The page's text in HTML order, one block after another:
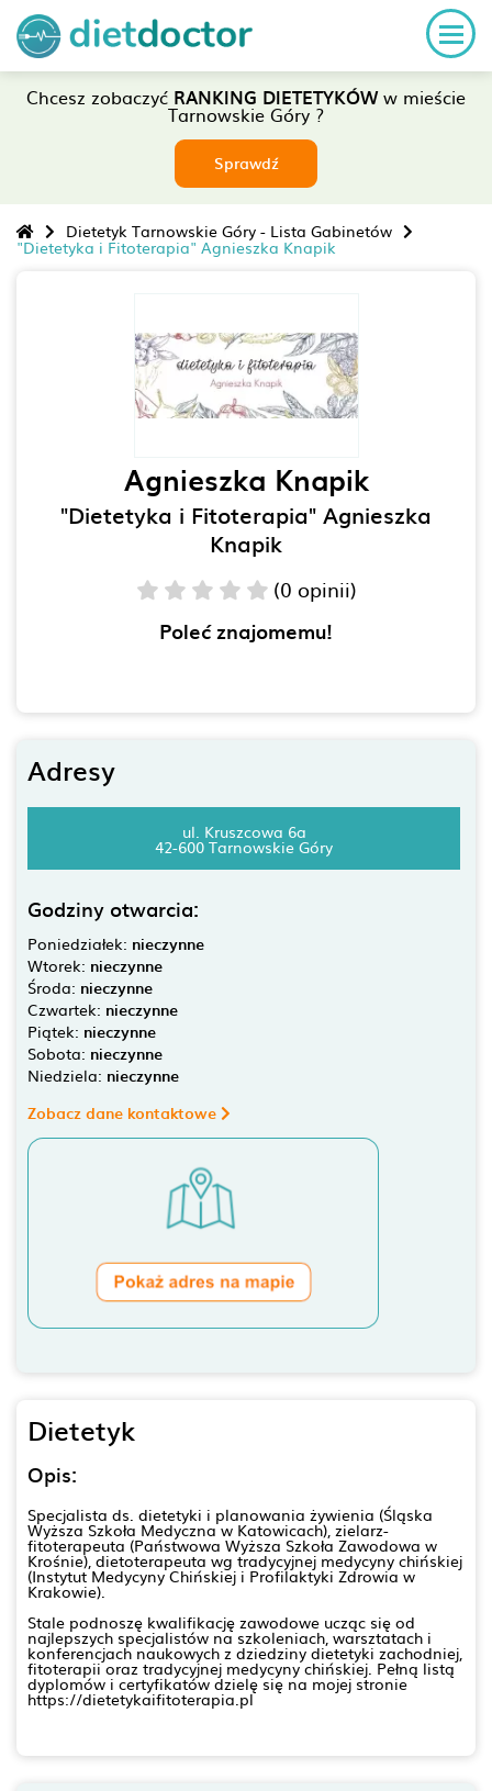
Chcesz zobaczyć RANKING DIETETYKÓWw mieście
Tarnowskie Góry ?
Sprawdź
Dietetyk Tarnowskie Góry - Lista Gabinetów
"Dietetyka i Fitoterapia" Agnieszka Knapik
Agnieszka Knapik
"Dietetyka i Fitoterapia" Agnieszka
Knapik
(0 opinii)
Poleć znajomemu!
Adresy
ul. Kruszcowa 6a
42-600 Tarnowskie Góry
Godziny otwarcia:
Poniedziałek: nieczynne
Wtorek: nieczynne
Środa: nieczynne
Czwartek: nieczynne
Piątek: nieczynne
Sobota: nieczynne
Niedziela: nieczynne
Zobacz dane kontaktowe
Dietetyk
Opis:
Specjalista ds. dietetyki i planowania żywienia (Śląska
Wyższa Szkoła Medyczna w Katowicach), zielarz-
fitoterapeuta (Państwowa Wyższa Szkoła Zawodowa w
Krośnie), dietoterapeuta wg tradycyjnej medycyny chińskiej
(Instytut Medycyny Chińskiej i Profilaktyki Zdrowia w
Krakowie).
Stale podnoszę kwalifikację zawodowe ucząc się od
najlepszych specjalistów na szkoleniach, warsztatach i
konferencjach naukowych z dziedziny dietetyki zachodniej,
fitoterapii oraz tradycyjnej medycyny chińskiej. Pełną listą
dyplomów i certyfikatów dzielę się na mojej stronie
https://dietetykaifitoterapia.pl